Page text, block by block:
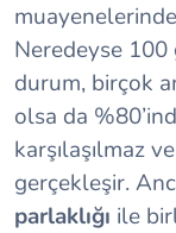
Neredeyse 100
durum, birçok
olsa da
karşılaşılmaz ve
gerçekleşir.
parlaklığı ile